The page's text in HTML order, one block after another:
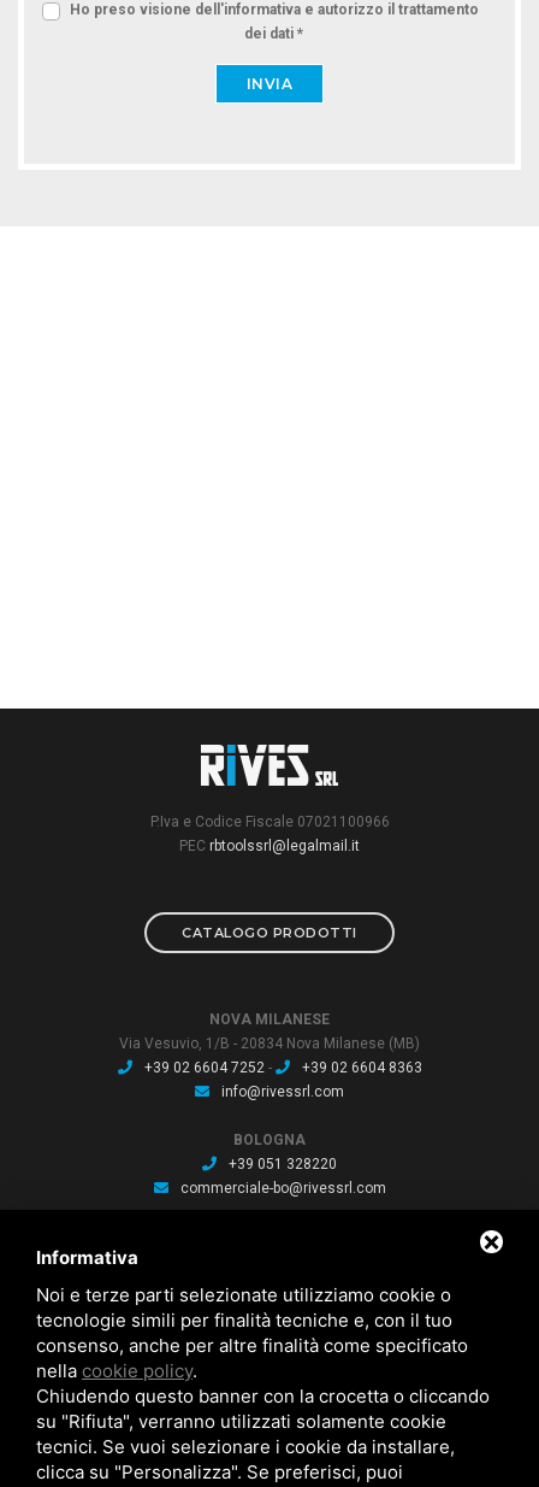
Ho preso visione dell'informativa e autorizzo il trattamento
dei dati *
P.Iva e Codice Fiscale 07021100966
PEC rbtoolssrl@legalmail.it
CATALOGO PRODOTTI
NOVA MILANESE
Via Vesuvio, 1/B - 20834 Nova Milanese (MB)
+39 02 6604 7252-
+39 02 6604 8363
info@rivessrl.com
BOLOGNA
+39 051 328220
commerciale-bo@rivessrl.com
commerciale-pn@rivessrl.com
ULTIME NEWS
Nuova BP smart installata: Nuova BP smart installata
Nuova bussola Agathon: Nuova bussola Agathon per stampaggio
plastica
Brochure saldatura: Brochure saldatura Lase one WS fili per saldatura
Informativa
Noi e terze parti selezionate utilizziamo cookie o
tecnologie simili per finalità tecniche e, con il tuo
consenso, anche per altre finalità come specificato
nella cookie policy.
Chiudendo questo banner con la crocetta o cliccando
su "Rifiuta", verranno utilizzati solamente cookie
tecnici. Se vuoi selezionare i cookie da installare,
clicca su "Personalizza". Se preferisci, puoi